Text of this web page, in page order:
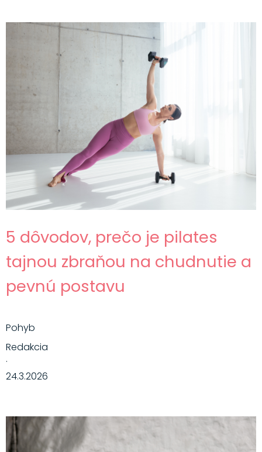
5 dôvodov, prečo je pilates
tajnou zbraňou na chudnutie a
pevnú postavu
Pohyb
Redakcia
·
24.3.2026